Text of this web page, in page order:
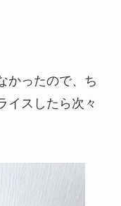
かったので、ち
イスしたら次々